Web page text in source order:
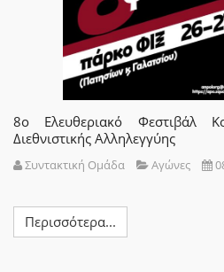
8ο Ελευθεριακό Φεστιβάλ
Διεθνιστικής Αλληλεγγύης
Συντακτική Ομάδα Αγώνες
Περισσότερα...